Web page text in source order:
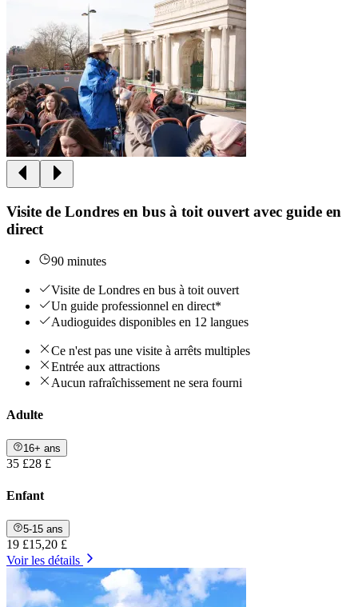
Visite de Londres en bus à toit ouvert avec guide en
direct
90 minutes
Visite de Londres en bus à toit ouvert
Un guide professionnel en direct*
Audioguides disponibles en 12 langues
Ce n'est pas une visite à arrêts multiples
Entrée aux attractions
Aucun rafraîchissement ne sera fourni
Adulte
16+ ans
35 £28 £
Enfant
5-15 ans
19 £15,20 £
Voir les détails